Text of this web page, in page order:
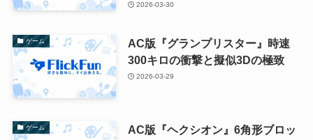
2026-03-30
ゲーム
AC版『グランプリスター』時速
300キロの衝撃と擬似3Dの極致
2026-03-29
ゲーム
AC版『ヘクシオン』6角形ブロッ